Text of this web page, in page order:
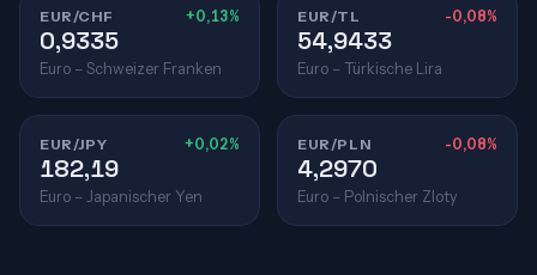
EUR/CHF +0,13%
0,9335
Euro – Schweizer Franken
EUR/TL -0,08%
54,9433
Euro – Türkische Lira
EUR/JPY +0,02%
182,19
Euro – Japanischer Yen
EUR/PLN -0,08%
4,2970
Euro – Polnischer Zloty